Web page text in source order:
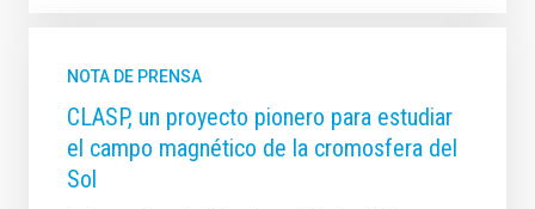
NOTA DE PRENSA
CLASP, un proyecto pionero para estudiar
el campo magnético de la cromosfera del
Sol